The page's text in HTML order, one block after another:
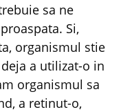
sa ne
Si,
organismul stie
a utilizat-o in
organismul sa
a retinut-o,